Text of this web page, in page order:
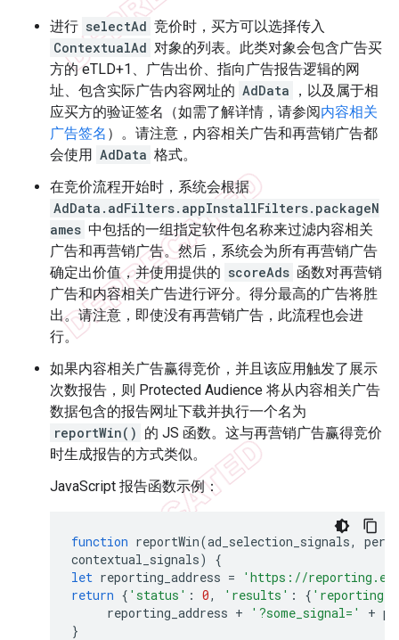
进行 selectAd 竞价时，买方可以选择传入
ContextualAd 对象的列表。此类对象会包含广告买
方的 eTLD+1、广告出价、指向广告报告逻辑的网
址、包含实际广告内容网址的 AdData
，以及属于相
应买方的验证签名（如需了解详情，请参阅内容相关
广告签名 ）。请注意，内容相关广告和再营销广告都
会使用 AdData 格式。
在竞价流程开始时，系统会根据
AdData.adFilters.appInstallFilters.packageN
ames 中包括的一组指定软件包名称来过滤内容相关
广告和再营销广告。然后，系统会为所有再营销广告
确定出价值，并使用提供的 scoreAds 函数对再营销
广告和内容相关广告进行评分。得分最高的广告将胜
出。请注意，即使没有再营销广告，此流程也会进
行。
如果内容相关广告赢得竞价，并且该应用触发了展示
次数报告，则 Protected Audience 将从内容相关广告
数据包含的报告网址下载并执行一个名为
reportWin() 的 JS 函数。这与再营销广告赢得竞价
时生成报告的方式类似。
JavaScript 报告函数示例：
function reportWin(ad_selection_signals,
contextual_signals)
{
let reporting_address =
'https://
return { 'status' : 0, 'results' : {
reporting_address + '?some_signal=' +
}